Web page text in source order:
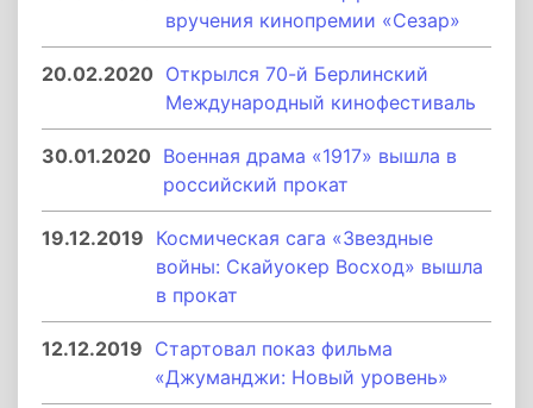
вручения кинопремии «Сезар»
20.02.2020 Открылся 70-й Берлинский
Международный кинофестиваль
30.01.2020 Военная драма «1917» вышла в
российский прокат
19.12.2019 Космическая сага «Звездные
войны: Скайуокер Восход» вышла
в прокат
12.12.2019 Стартовал показ фильма
«Джуманджи: Новый уровень»